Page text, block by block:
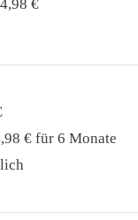
€
€ für 6 Monate